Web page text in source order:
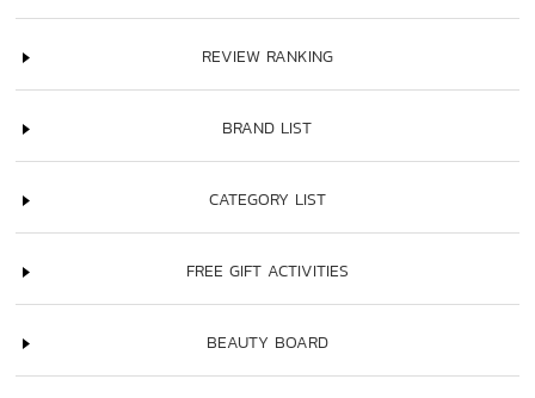
REVIEW RANKING
BRAND LIST
CATEGORY LIST
FREE GIFT ACTIVITIES
BEAUTY BOARD